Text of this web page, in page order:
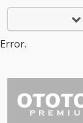
Error.